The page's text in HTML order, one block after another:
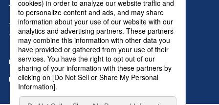
配当情報
株価情報（Yahoo!ファイナン
ス）
IRカレンダー IRニュース
MRIグランドトップへ